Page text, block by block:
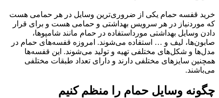
خرید قفسه حمام یکی از ضروری‌ترین وسایل در هر حمامی هست
که موردنیاز در هر سرویس بهداشتی و حمامی هست و برای قرار
دادن وسایل بهداشتی مورداستفاده در حمام مانند شامپوها،
صابون‌ها، لیف و … استفاده می‌شوند. امروزه قفسه‌های حمام در
مدل‌ها و شکل‌های مختلفی تهیه و تولید می‌شوند. این قفسه‌ها
همچنین سایزهای مختلفی دارند و دارای تعداد طبقات مختلفی
می‌باشند.
چگونه وسايل حمام را منظم كنيم